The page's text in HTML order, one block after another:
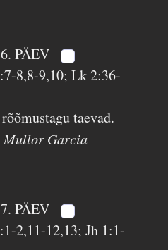
PÄEV
8,8-9,10; Lk 2:36-
taevad.
Mullor Garcia
PÄEV
2,11-12,13; Jh 1:1-